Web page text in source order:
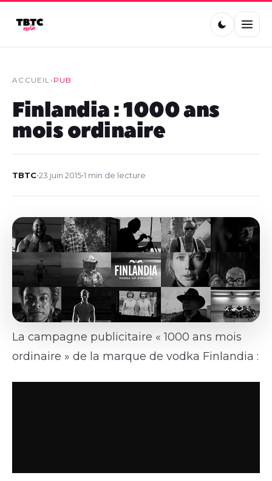
ACCUEIL› PUB
Finlandia : 1000 ans
mois ordinaire
TBTC•23 juin 2015•1 min de lecture
La campagne publicitaire « 1000 ans mois
ordinaire » de la marque de vodka Finlandia :